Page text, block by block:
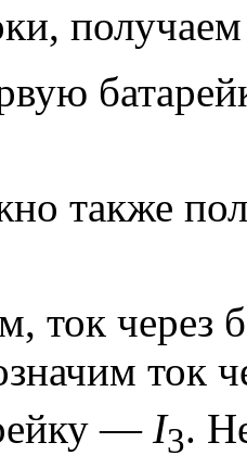
получаем
также
ток через
ток
— I3.